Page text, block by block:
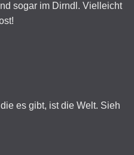
sogar im Dirndl. Vielleicht
es gibt, ist die Welt. Sieh